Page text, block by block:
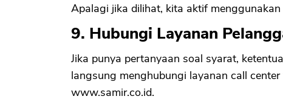
Apalagi jika dilihat, kita aktif menggunakan
9. Hubungi Layanan
Jika punya pertanyaan soal syarat,
langsung menghubungi layanan call
www.samir.co.id.